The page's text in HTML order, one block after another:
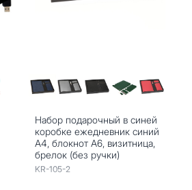
Набор подарочный в синей
коробке ежедневник синий
А4, блокнот А6, визитница,
брелок (без ручки)
KR-105-2